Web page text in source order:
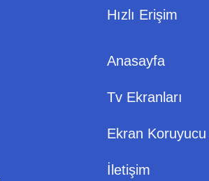
Hızlı Erişim
Anasayfa
Tv Ekranları
Ekran Koruyucu
İletişim